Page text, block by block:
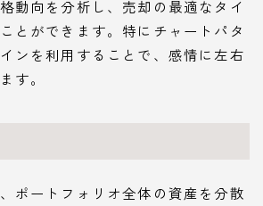
動向を分析し、売却の最適なタイ
とができます。特にチャートパタ
ンを利用することで、感情に左右
す。
ポートフォリオ全体の資産を分散